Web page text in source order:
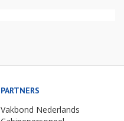
PARTNERS
Vakbond Nederlands